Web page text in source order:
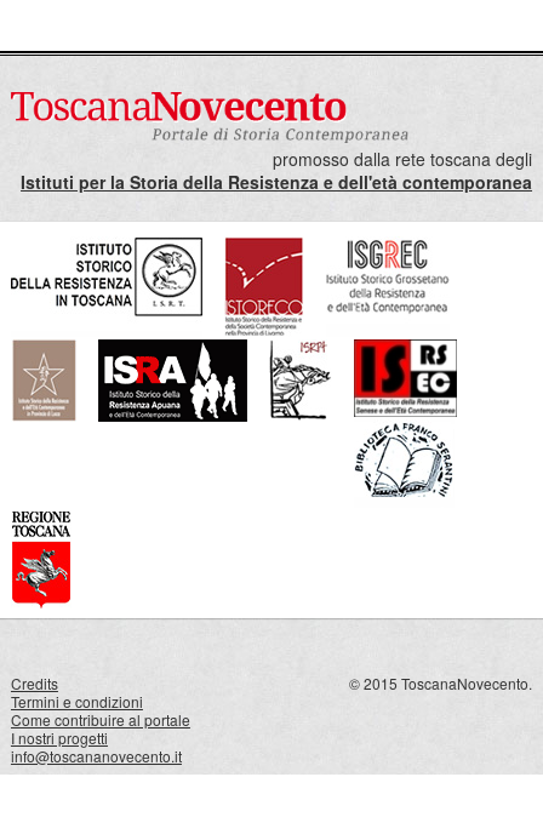
promosso dalla rete toscana degli
Istituti per la Storia della Resistenza e dell'età contemporanea
Credits
Termini e condizioni
Come contribuire al portale
I nostri progetti
info@toscananovecento.it
© 2015 ToscanaNovecento.